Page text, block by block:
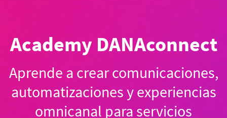
Academy DANAconnect
Aprende a crear comunicaciones,
automatizaciones y experiencias
omnicanal para servicios